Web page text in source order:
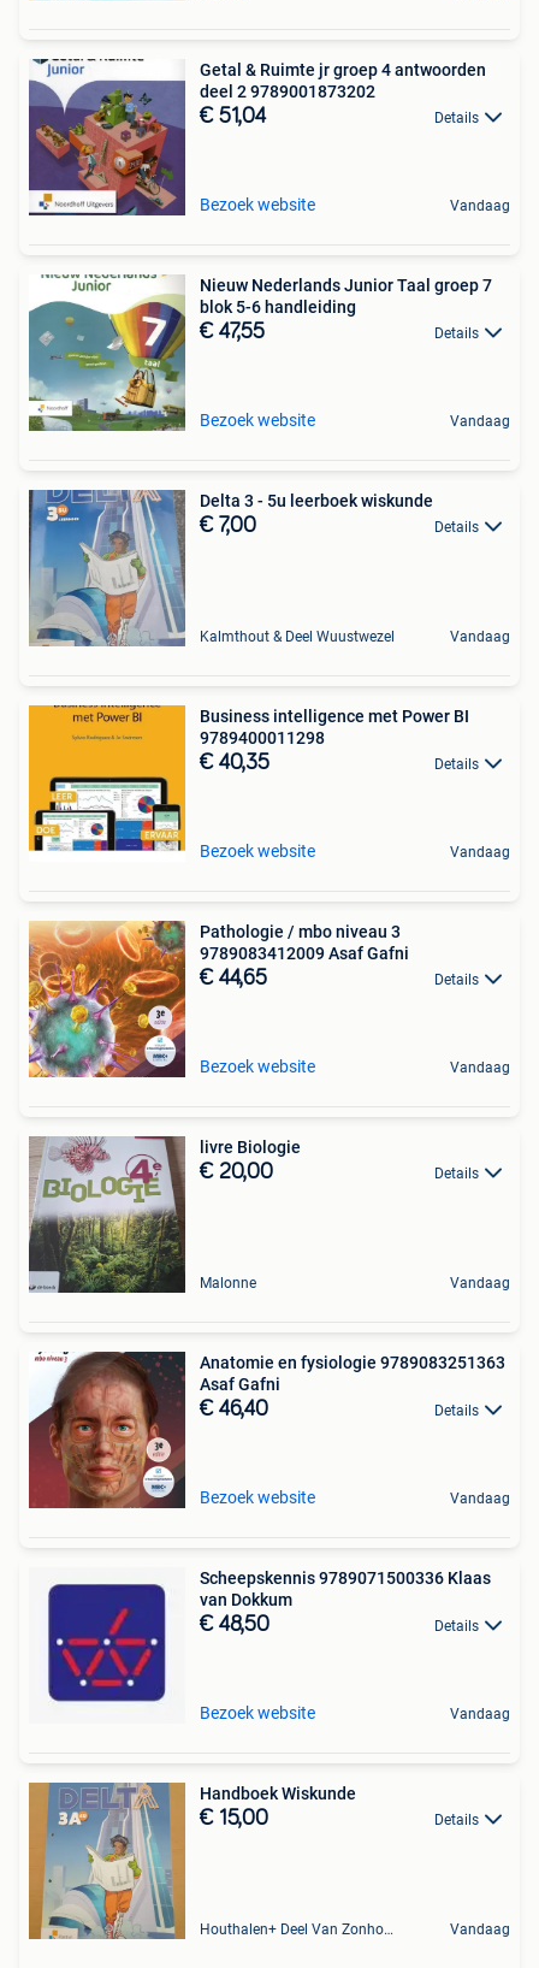
Getal & Ruimte jr groep 4 antwoorden
deel 2 9789001873202
€ 51,04 Details
Bezoek website Vandaag
Nieuw Nederlands Junior Taal groep 7
blok 5-6 handleiding
€ 47,55 Details
Bezoek website Vandaag
Delta 3 - 5u leerboek wiskunde
€ 7,00 Details
Kalmthout & Deel Wuustwezel Vandaag
Business intelligence met Power BI
9789400011298
€ 40,35 Details
Bezoek website Vandaag
Pathologie / mbo niveau 3
9789083412009 Asaf Gafni
€ 44,65 Details
Bezoek website Vandaag
livre Biologie
€ 20,00 Details
Malonne Vandaag
Anatomie en fysiologie 9789083251363
Asaf Gafni
€ 46,40 Details
Bezoek website Vandaag
Scheepskennis 9789071500336 Klaas
van Dokkum
€ 48,50 Details
Bezoek website Vandaag
Handboek Wiskunde
€ 15,00 Details
Houthalen+ Deel Van Zonhoven En Zolder Vandaag